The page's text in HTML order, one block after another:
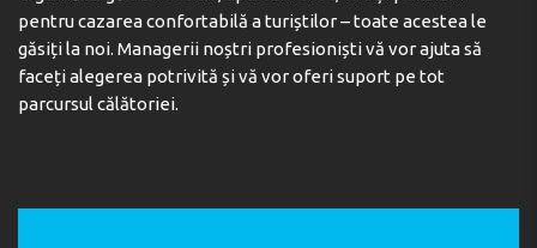
pentru cazarea confortabilă a turiștilor – toate acestea le
găsiți la noi. Managerii noștri profesioniști vă vor ajuta să
faceți alegerea potrivită și vă vor oferi suport pe tot
parcursul călătoriei.